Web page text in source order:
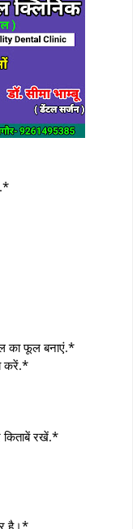
का फूल बनाएं.*
करें.*
किताबें रखें.*
है।*